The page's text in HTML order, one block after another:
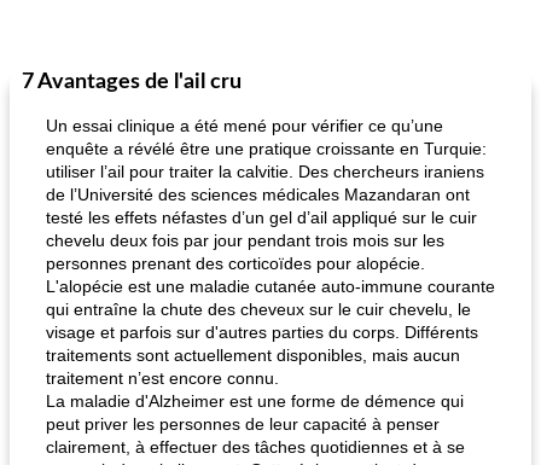
7 Avantages de l'ail cru
Un essai clinique a été mené pour vérifier ce qu’une
enquête a révélé être une pratique croissante en Turquie:
utiliser l’ail pour traiter la calvitie. Des chercheurs iraniens
de l’Université des sciences médicales Mazandaran ont
testé les effets néfastes d’un gel d’ail appliqué sur le cuir
chevelu deux fois par jour pendant trois mois sur les
personnes prenant des corticoïdes pour alopécie.
L'alopécie est une maladie cutanée auto-immune courante
qui entraîne la chute des cheveux sur le cuir chevelu, le
visage et parfois sur d'autres parties du corps. Différents
traitements sont actuellement disponibles, mais aucun
traitement n’est encore connu.
La maladie d'Alzheimer est une forme de démence qui
peut priver les personnes de leur capacité à penser
clairement, à effectuer des tâches quotidiennes et à se